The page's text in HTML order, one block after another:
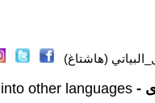
(هاشتاغ)
-
other languages